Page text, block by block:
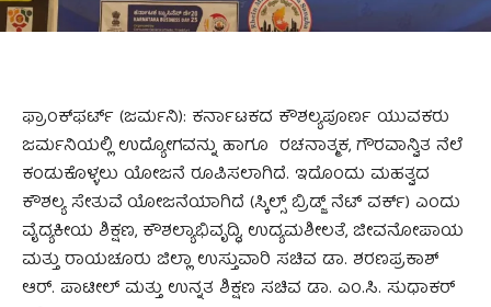
ಫ್ರಾಂಕ್‌ಫರ್ಟ್ (ಜರ್ಮನಿ): ಕರ್ನಾಟಕದ ಕೌಶಲ್ಯಪೂರ್ಣ ಯುವಕರು
ಜರ್ಮನಿಯಲ್ಲಿ ಉದ್ಯೋಗವನ್ನು ಹಾಗೂ ರಚನಾತ್ಮಕ, ಗೌರವಾನ್ವಿತ ನೆಲೆ
ಕಂಡುಕೊಳ್ಳಲು ಯೋಜನೆ ರೂಪಿಸಲಾಗಿದೆ. ಇದೊಂದು ಮಹತ್ವದ
ಕೌಶಲ್ಯ ಸೇತುವೆ ಯೋಜನೆಯಾಗಿದೆ (ಸ್ಕಿಲ್ಸ್ ಬ್ರಿಡ್ಜ್ ನೆಟ್‌ ವರ್ಕ್) ಎಂದು
ವೈದ್ಯಕೀಯ ಶಿಕ್ಷಣ, ಕೌಶಲ್ಯಾಭಿವೃದ್ಧಿ, ಉದ್ಯಮಶೀಲತೆ, ಜೀವನೋಪಾಯ
ಮತ್ತು ರಾಯಚೂರು ಜಿಲ್ಲಾ ಉಸ್ತುವಾರಿ ಸಚಿವ ಡಾ. ಶರಣಪ್ರಕಾಶ್
ಆರ್‌. ಪಾಟೀಲ್ ಮತ್ತು ಉನ್ನತ ಶಿಕ್ಷಣ ಸಚಿವ ಡಾ. ಎಂ.ಸಿ. ಸುಧಾಕರ್